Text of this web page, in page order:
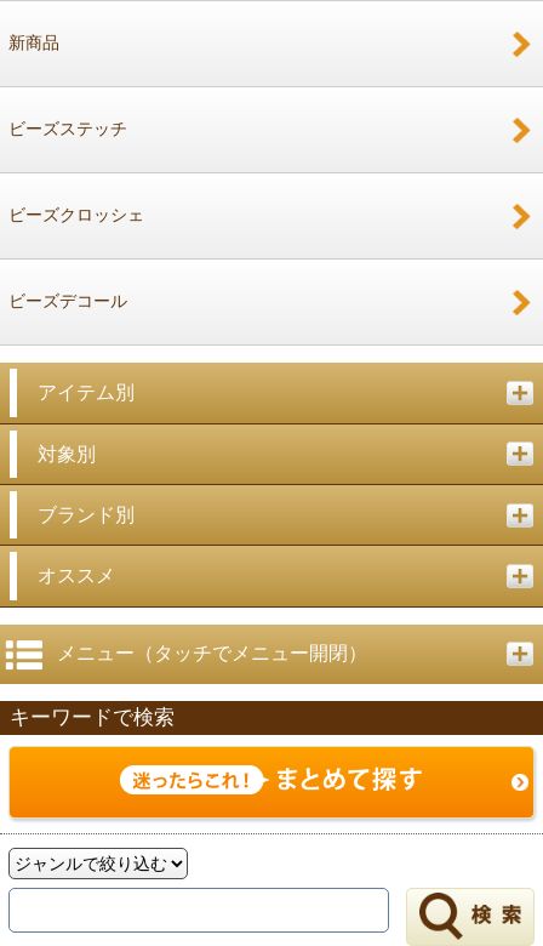
新商品
ビーズステッチ
ビーズクロッシェ
ビーズデコール
アイテム別
対象別
ブランド別
オススメ
メニュー（タッチでメニュー開閉）
キーワードで検索